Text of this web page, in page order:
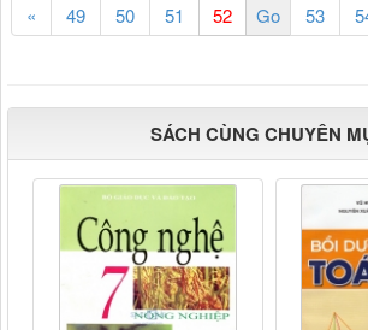
« 49 50 51 53
SÁCH CÙNG CHUYÊN